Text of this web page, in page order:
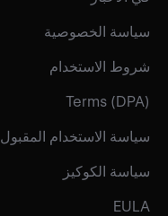
سياسة الخصوصية
شروط الاستخدام
Terms (DPA)
سياسة الاستخدام المقبول
سياسة الكوكيز
EULA